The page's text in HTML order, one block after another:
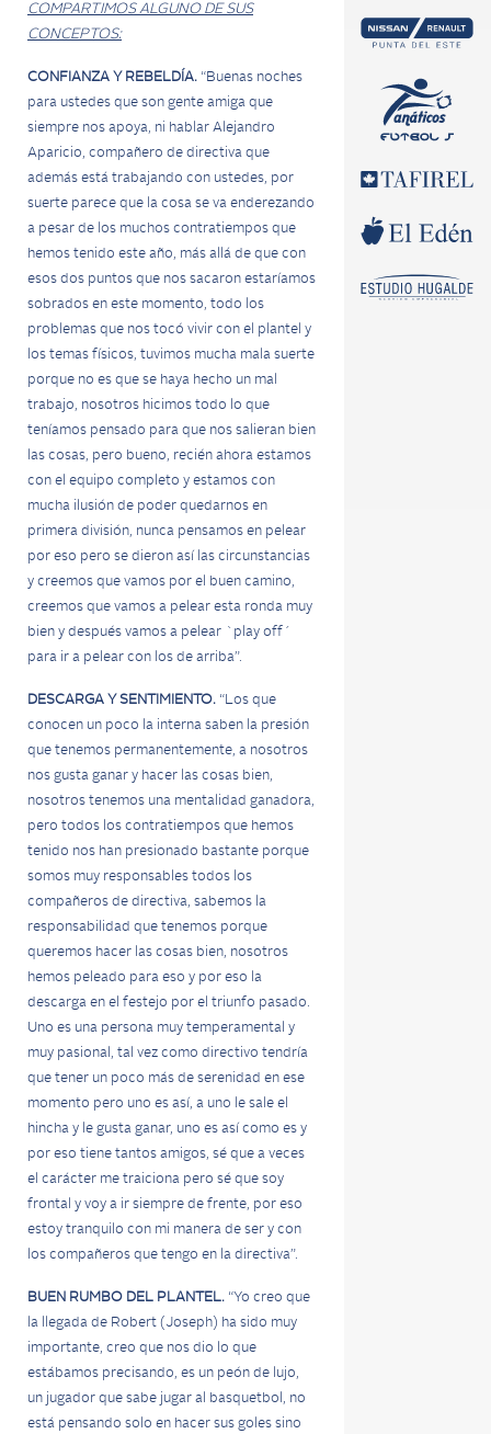
COMPARTIMOS ALGUNO DE SUS
CONCEPTOS:
CONFIANZA Y REBELDÍA. “Buenas noches
para ustedes que son gente amiga que
siempre nos apoya, ni hablar Alejandro
Aparicio, compañero de directiva que
además está trabajando con ustedes, por
suerte parece que la cosa se va enderezando
a pesar de los muchos contratiempos que
hemos tenido este año, más allá de que con
esos dos puntos que nos sacaron estaríamos
sobrados en este momento, todo los
problemas que nos tocó vivir con el plantel y
los temas físicos, tuvimos mucha mala suerte
porque no es que se haya hecho un mal
trabajo, nosotros hicimos todo lo que
teníamos pensado para que nos salieran bien
las cosas, pero bueno, recién ahora estamos
con el equipo completo y estamos con
mucha ilusión de poder quedarnos en
primera división, nunca pensamos en pelear
por eso pero se dieron así las circunstancias
y creemos que vamos por el buen camino,
creemos que vamos a pelear esta ronda muy
bien y después vamos a pelear `play off´
para ir a pelear con los de arriba”.
DESCARGA Y SENTIMIENTO. “Los que
conocen un poco la interna saben la presión
que tenemos permanentemente, a nosotros
nos gusta ganar y hacer las cosas bien,
nosotros tenemos una mentalidad ganadora,
pero todos los contratiempos que hemos
tenido nos han presionado bastante porque
somos muy responsables todos los
compañeros de directiva, sabemos la
responsabilidad que tenemos porque
queremos hacer las cosas bien, nosotros
hemos peleado para eso y por eso la
descarga en el festejo por el triunfo pasado.
Uno es una persona muy temperamental y
muy pasional, tal vez como directivo tendría
que tener un poco más de serenidad en ese
momento pero uno es así, a uno le sale el
hincha y le gusta ganar, uno es así como es y
por eso tiene tantos amigos, sé que a veces
el carácter me traiciona pero sé que soy
frontal y voy a ir siempre de frente, por eso
estoy tranquilo con mi manera de ser y con
los compañeros que tengo en la directiva”.
BUEN RUMBO DEL PLANTEL. “Yo creo que
la llegada de Robert (Joseph) ha sido muy
importante, creo que nos dio lo que
estábamos precisando, es un peón de lujo,
un jugador que sabe jugar al basquetbol, no
está pensando solo en hacer sus goles sino